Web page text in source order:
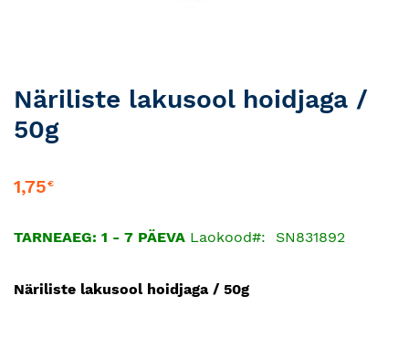
Skip
to
the
the
gallery
Näriliste lakusool hoidjaga /
50g
1,75€
TARNEAEG: 1 - 7 PÄEVA Laokood SN831892
Näriliste lakusool hoidjaga / 50g